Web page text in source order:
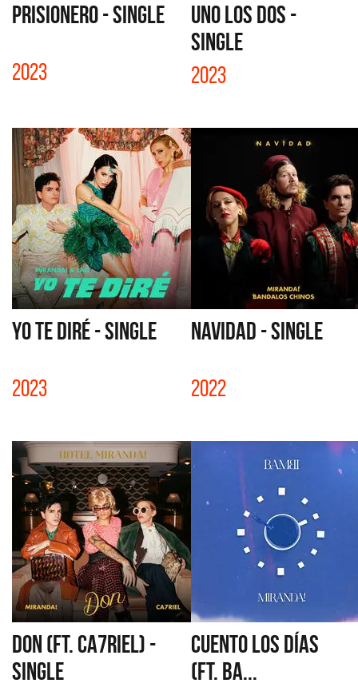
PRISIONERO - SINGLE
2023
UNO LOS DOS -
SINGLE
2023
YO TE DIRÉ - SINGLE
2023
NAVIDAD - SINGLE
2022
DON (FT. CA7RIEL) -
SINGLE
CUENTO LOS DÍAS
(FT. BA...